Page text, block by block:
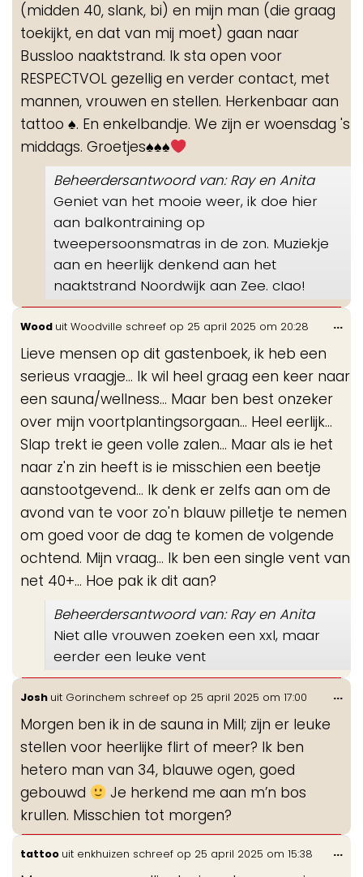
(midden 40, slank, bi) en mijn man (die graag
toekijkt, en dat van mij moet) gaan naar
Bussloo naaktstrand. Ik sta open voor
RESPECTVOL gezellig en verder contact, met
mannen, vrouwen en stellen. Herkenbaar aan
tattoo ♠️. En enkelbandje. We zijn er woensdag 's
middags. Groetjes♠️♠️♠️
Beheerdersantwoord van: Ray en Anita
Geniet van het mooie weer, ik doe hier
aan balkontraining op
tweepersoonsmatras in de zon. Muziekje
aan en heerlijk denkend aan het
naaktstrand Noordwijk aan Zee. cIao!
Wood uit Woodville schreef op 25 april 2025 om 20:28
Lieve mensen op dit gastenboek, ik heb een
serieus vraagje... Ik wil heel graag een keer naar
een sauna/wellness... Maar ben best onzeker
over mijn voortplantingsorgaan... Heel eerlijk...
Slap trekt ie geen volle zalen... Maar als ie het
naar z'n zin heeft is ie misschien een beetje
aanstootgevend... Ik denk er zelfs aan om de
avond van te voor zo'n blauw pilletje te nemen
om goed voor de dag te komen de volgende
ochtend. Mijn vraag... Ik ben een single vent van
net 40+... Hoe pak ik dit aan?
Beheerdersantwoord van: Ray en Anita
Niet alle vrouwen zoeken een xxl, maar
eerder een leuke vent
...
Josh uit Gorinchem schreef op 25 april 2025 om 17:00
Morgen ben ik in de sauna in Mill; zijn er leuke
stellen voor heerlijke flirt of meer? Ik ben
hetero man van 34, blauwe ogen, goed
gebouwd
Je herkend me aan m’n bos
krullen. Misschien tot morgen?
...
tattoo uit enkhuizen schreef op 25 april 2025 om 15:38 ...